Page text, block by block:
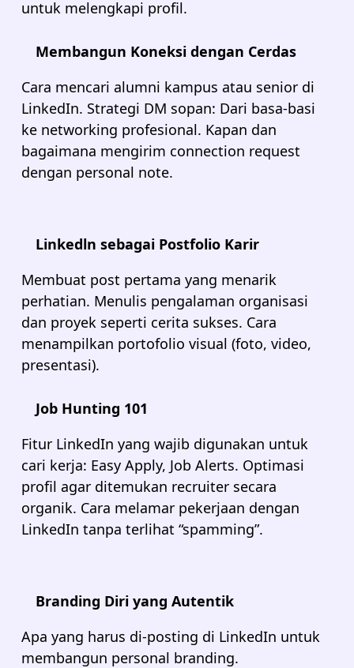
untuk melengkapi profil.
Membangun Koneksi dengan Cerdas
Cara mencari alumni kampus atau senior di
LinkedIn. Strategi DM sopan: Dari basa-basi
ke networking profesional. Kapan dan
bagaimana mengirim connection request
dengan personal note.
Linkedln sebagai Postfolio Karir
Membuat post pertama yang menarik
perhatian. Menulis pengalaman organisasi
dan proyek seperti cerita sukses. Cara
menampilkan portofolio visual (foto, video,
presentasi).
Job Hunting 101
Fitur LinkedIn yang wajib digunakan untuk
cari kerja: Easy Apply, Job Alerts. Optimasi
profil agar ditemukan recruiter secara
organik. Cara melamar pekerjaan dengan
LinkedIn tanpa terlihat “spamming”.
Branding Diri yang Autentik
Apa yang harus di-posting di LinkedIn untuk
membangun personal branding.